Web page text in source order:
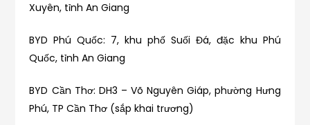
Xuyên, tỉnh An Giang
BYD Phú Quốc: 7, khu phố Suối Đá, đặc khu Phú
Quốc, tỉnh An Giang
BYD Cần Thơ: DH3 – Võ Nguyên Giáp, phường Hưng
Phú, TP Cần Thơ (sắp khai trương)